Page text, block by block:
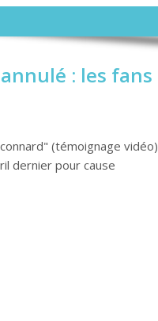
: les fans
(témoignage vidéo)
dernier pour cause